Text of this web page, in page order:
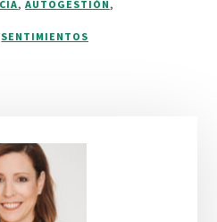
,AUTOGESTIÓN,
SENTIMIENTOS